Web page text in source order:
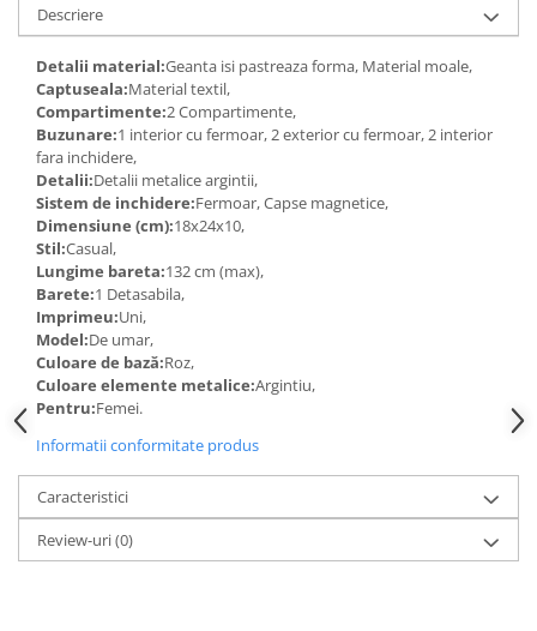
Descriere
Detalii material:Geanta isi pastreaza forma, Material moale,
Captuseala:Material textil,
Compartimente:2 Compartimente,
Buzunare:1 interior cu fermoar, 2 exterior cu fermoar, 2 interior
fara inchidere,
Detalii:Detalii metalice argintii,
Sistem de inchidere:Fermoar, Capse magnetice,
Dimensiune (cm):18x24x10,
Stil:Casual,
Lungime bareta:132 cm (max),
Barete:1 Detasabila,
Imprimeu:Uni,
Model:De umar,
Culoare de bază:Roz,
Culoare elemente metalice:Argintiu,
Pentru:Femei.
Informatii conformitate produs
Caracteristici
Review-uri(0)